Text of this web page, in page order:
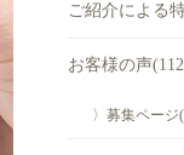
ご紹介による
お客様の声
〉募集ページ